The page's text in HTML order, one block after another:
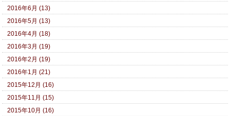
2016年6月 (13)
2016年5月 (13)
2016年4月 (18)
2016年3月 (19)
2016年2月 (19)
2016年1月 (21)
2015年12月 (16)
2015年11月 (15)
2015年10月 (16)